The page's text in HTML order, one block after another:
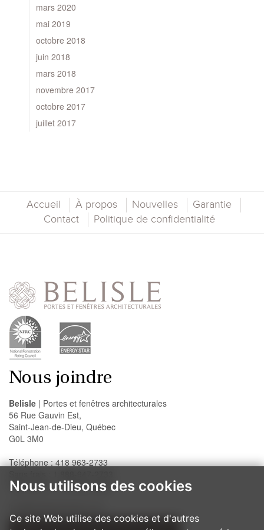
Nous utilisons des cookies
Ce site Web utilise des cookies et d'autres
mars 2020
mai 2019
octobre 2018
juin 2018
mars 2018
novembre 2017
octobre 2017
juillet 2017
Accueil À propos Nouvelles
Garantie
Contact
Politique de confidentialité
Nous joindre
Belisle | Portes et fenêtres architecturales
56 Rue Gauvin Est,
Saint-Jean-de-Dieu, Québec
G0L 3M0
Téléphone : 418 963-2733
Télécopieur : 418 963-2200